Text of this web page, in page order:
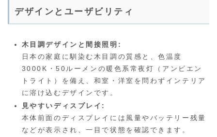
デザインとユーザビリティ
木目調デザインと間接照明:
日本の家庭に馴染む木目調の質感と、色温度
3000K・50ルーメンの暖色系常夜灯（アンビエン
トライト）を備え、和室・洋室を問わずインテリア
に溶け込むデザインです。
見やすいディスプレイ:
本体前面のディスプレイには風量やバッテリー残量
などが表示され、一目で状態を確認できます。